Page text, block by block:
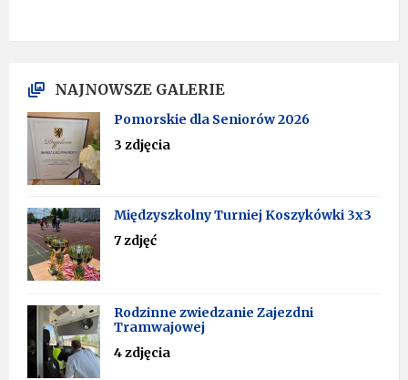
NAJNOWSZE GALERIE
Pomorskie dla Seniorów 2026
3 zdjęcia
Międzyszkolny Turniej Koszykówki 3x3
7 zdjęć
Rodzinne zwiedzanie Zajezdni
Tramwajowej
4 zdjęcia